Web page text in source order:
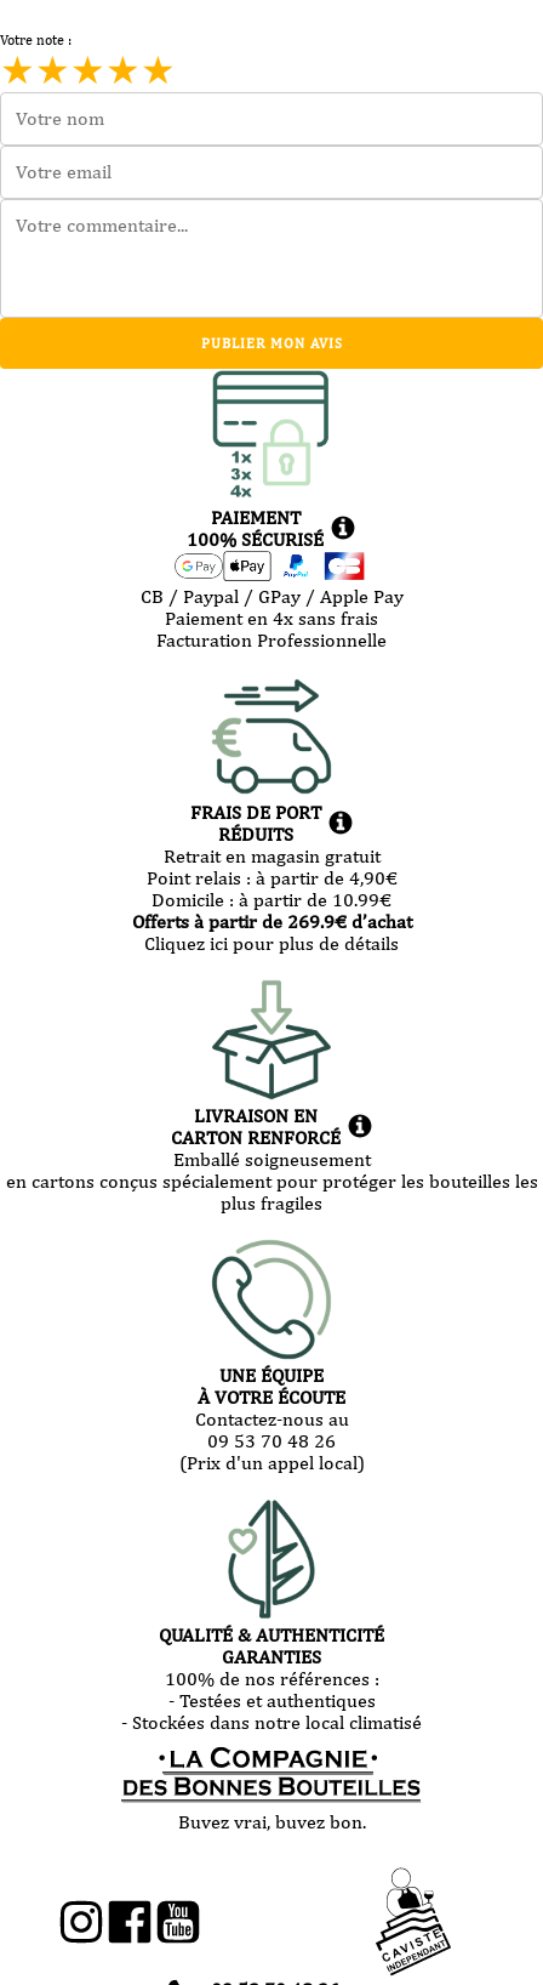
Votre note :
★★★★★
PUBLIER MON AVIS
PAIEMENT
100% SÉCURISÉ
CB / Paypal / GPay / Apple Pay
Paiement en 4x sans frais
Facturation Professionnelle
FRAIS DE PORT
RÉDUITS
Retrait en magasin gratuit
Point relais : à partir de 4,90€
Domicile : à partir de 10.99€
Offerts à partir de 269.9€ d’achat
Cliquez ici pour plus de détails
LIVRAISON EN
CARTON RENFORCÉ
Emballé soigneusement
en cartons conçus spécialement pour protéger les bouteilles les
plus fragiles
UNE ÉQUIPE
À VOTRE ÉCOUTE
Contactez-nous au
09 53 70 48 26
(Prix d'un appel local)
QUALITÉ & AUTHENTICITÉ
GARANTIES
100% de nos références :
- Testées et authentiques
- Stockées dans notre local climatisé
Buvez vrai, buvez bon.